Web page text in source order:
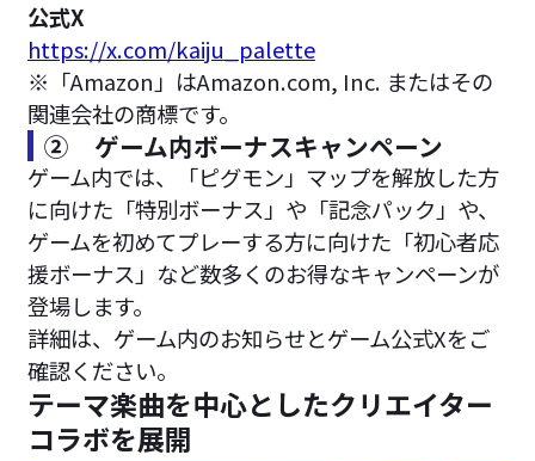
公式X
https://x.com/kaiju_palette
※「Amazon」はAmazon.com, Inc. またはその
関連会社の商標です。
② ゲーム内ボーナスキャンペーン
ゲーム内では、「ピグモン」マップを解放した方
に向けた「特別ボーナス」や「記念パック」や、
ゲームを初めてプレーする方に向けた「初心者応
援ボーナス」など数多くのお得なキャンペーンが
登場します。
詳細は、ゲーム内のお知らせとゲーム公式Xをご
確認ください。
テーマ楽曲を中心としたクリエイター
コラボを展開